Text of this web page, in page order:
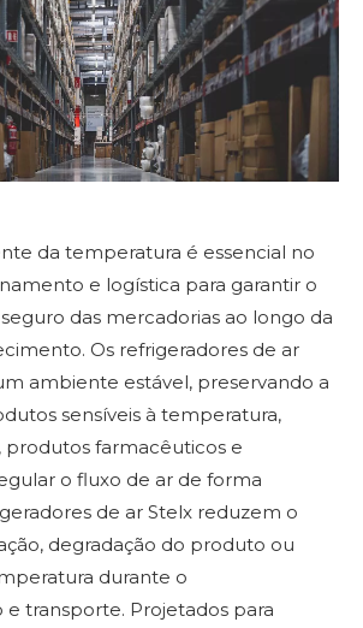
da temperatura é essencial no
e logística para garantir o
das mercadorias ao longo da
Os refrigeradores de ar
ambiente estável, preservando a
sensíveis à temperatura,
produtos farmacêuticos e
o fluxo de ar de forma
de ar Stelx reduzem o
degradação do produto ou
durante o
transporte. Projetados para